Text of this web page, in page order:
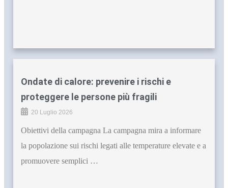
Ondate di calore: prevenire i rischi e
proteggere le persone più fragili
20 Luglio 2026
Obiettivi della campagna La campagna mira a informare
la popolazione sui rischi legati alle temperature elevate e a
promuovere semplici …